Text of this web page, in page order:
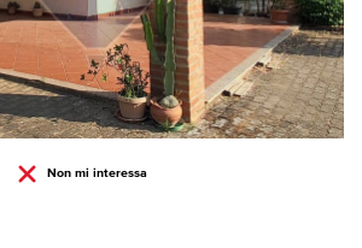
Non mi interessa